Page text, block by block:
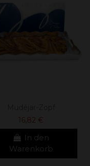
16,82 €
In den
Warenkorb